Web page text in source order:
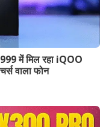
में मिल रहा iQOO
वाला फोन